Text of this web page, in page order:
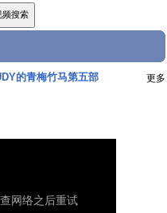
的青梅竹马第五部 更多